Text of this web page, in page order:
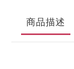
商品描述